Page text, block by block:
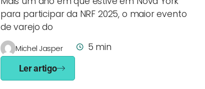
para participar da NRF 2025, o maior evento
de varejo do
Michel Jasper 5 min
Ler artigo